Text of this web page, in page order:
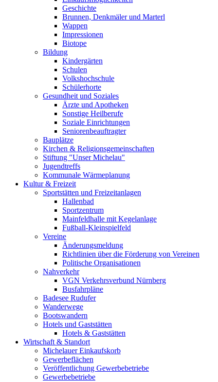
Geschichte
Brunnen, Denkmäler und Marterl
Wappen
Impressionen
Biotope
Bildung
Kindergärten
Schulen
Volkshochschule
Schülerhorte
Gesundheit und Soziales
Ärzte und Apotheken
Sonstige Heilberufe
Soziale Einrichtungen
Seniorenbeauftragter
Bauplätze
Kirchen & Religionsgemeinschaften
Stiftung "Unser Michelau"
Jugendtreffs
Kommunale Wärmeplanung
Kultur & Freizeit
Sportstätten und Freizeitanlagen
Hallenbad
Sportzentrum
Mainfeldhalle mit Kegelanlage
Fußball-Kleinspielfeld
Vereine
Änderungsmeldung
Richtlinien über die Förderung von Vereinen
Politische Organisationen
Nahverkehr
VGN Verkehrsverbund Nürnberg
Busfahrpläne
Badesee Rudufer
Wanderwege
Bootswandern
Hotels und Gaststätten
Hotels & Gaststätten
Wirtschaft & Standort
Michelauer Einkaufskorb
Gewerbeflächen
Veröffentlichung Gewerbebetriebe
Gewerbebetriebe